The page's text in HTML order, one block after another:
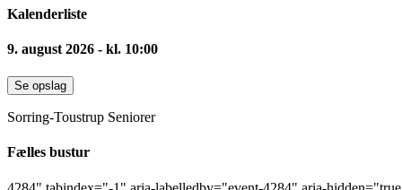
Kalenderliste
9. august 2026 - kl. 10:00
Se opslag
Sorring-Toustrup Seniorer
Fælles bustur